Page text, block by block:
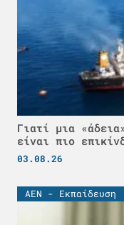
Γιατί μια
είναι πιο
03.08.26
ΑΕΝ - Εκπαίδευση